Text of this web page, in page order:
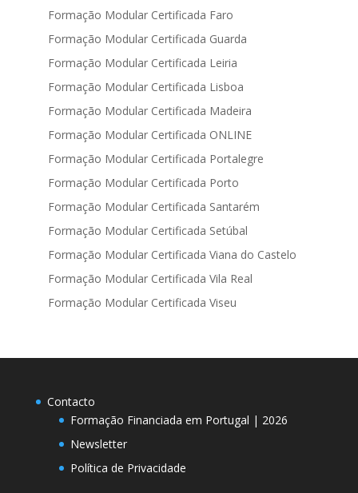
Formação Modular Certificada Faro
Formação Modular Certificada Guarda
Formação Modular Certificada Leiria
Formação Modular Certificada Lisboa
Formação Modular Certificada Madeira
Formação Modular Certificada ONLINE
Formação Modular Certificada Portalegre
Formação Modular Certificada Porto
Formação Modular Certificada Santarém
Formação Modular Certificada Setúbal
Formação Modular Certificada Viana do Castelo
Formação Modular Certificada Vila Real
Formação Modular Certificada Viseu
Contacto
Formação Financiada em Portugal | 2026
Newsletter
Política de Privacidade